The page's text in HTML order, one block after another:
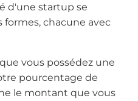
d'une startup se
chacune avec
vous possédez une
pourcentage de
le montant que vous